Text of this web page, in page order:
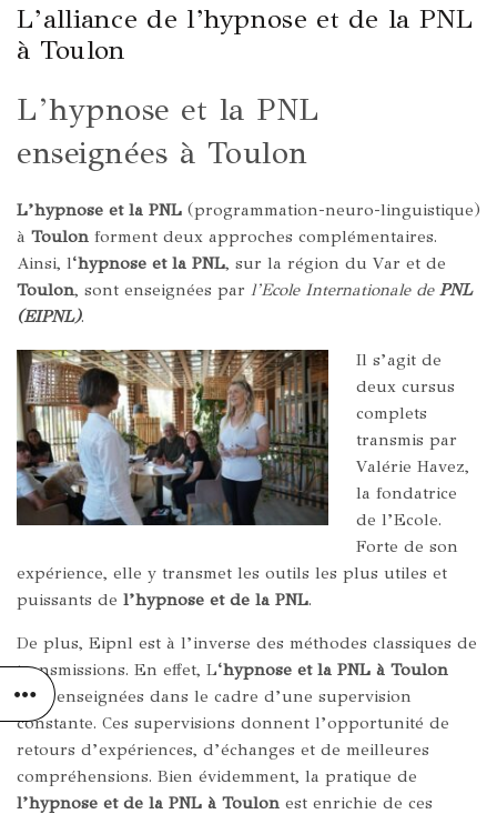
L’alliance de l’hypnose et de la PNL
à Toulon
L’hypnose et la PNL
enseignées à Toulon
L’hypnose et la PNL (programmation-neuro-linguistique)
à Toulon forment deux approches complémentaires.
Ainsi, l‘hypnose et la PNL, sur la région du Var et de
Toulon, sont enseignées par l’Ecole Internationale de PNL
(EIPNL).
Il s’agit de
deux cursus
complets
transmis par
Valérie Havez,
la fondatrice
de l’Ecole.
Forte de son
expérience, elle y transmet les outils les plus utiles et
puissants de l’hypnose et de la PNL.
De plus, Eipnl est à l’inverse des méthodes classiques de
transmissions. En effet, L‘hypnose et la PNL à Toulon
sont enseignées dans le cadre d’une supervision
constante. Ces supervisions donnent l’opportunité de
retours d’expériences, d’échanges et de meilleures
compréhensions. Bien évidemment, la pratique de
l’hypnose et de la PNL à Toulon est enrichie de ces